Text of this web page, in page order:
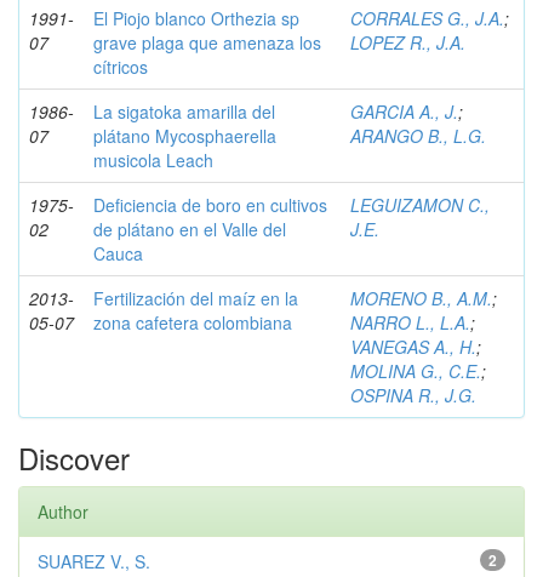
1991-
07
El Piojo blanco Orthezia sp
grave plaga que amenaza los
cítricos
CORRALES G., J.A.;
LOPEZ R., J.A.
1986-
07
La sigatoka amarilla del
plátano Mycosphaerella
musicola Leach
GARCIA A., J.;
ARANGO B., L.G.
1975-
02
Deficiencia de boro en cultivos
de plátano en el Valle del
Cauca
LEGUIZAMON C.,
J.E.
2013-
05-07
Fertilización del maíz en la
zona cafetera colombiana
MORENO B., A.M.;
NARRO L., L.A.;
VANEGAS A., H.;
MOLINA G., C.E.;
OSPINA R., J.G.
Discover
Author
2
SUAREZ V., S.